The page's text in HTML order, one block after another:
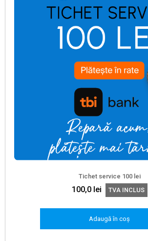
Tichet service 100 lei
100,0 lei TVA INCLUS
Adaugă în coș